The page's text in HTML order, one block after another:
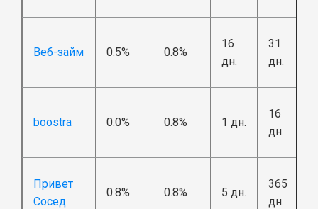
Веб-займ 0.5% 0.8%
16
дн.
31
дн.
boostra 0.0% 0.8% 1 дн.
16
дн.
Привет
Сосед
0.8% 0.8% 5 дн.
365
дн.